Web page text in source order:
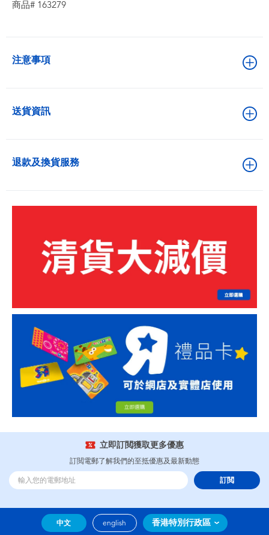
商品# 163279
注意事項
送貨資訊
退款及換貨服務
立即訂閲獲取更多優惠
訂閲電郵了解我們的至抵優惠及最新動態
訂閲
中文 english 香港特別行政區